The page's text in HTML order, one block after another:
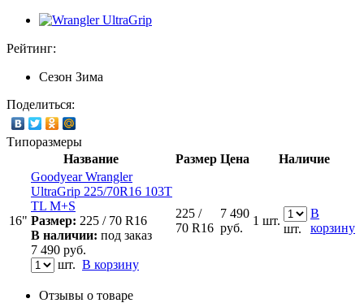
Рейтинг:
Сезон Зима
Поделиться:
Типоразмеры
Название
Размер Цена Наличие
16"
Goodyear Wrangler
UltraGrip 225/70R16 103T
TL M+S
Размер: 225 / 70 R16
В наличии: под заказ
7 490 руб.
шт. В корзину
225 /
70 R16
7 490
руб.
1 шт.
шт.
В
корзину
Отзывы о товаре